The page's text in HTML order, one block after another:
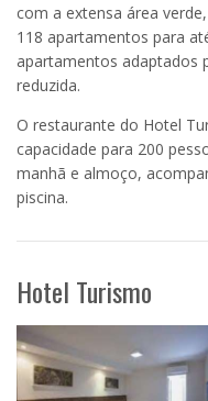
com a extensa área
118 apartamentos para
apartamentos adaptados
reduzida.
O restaurante do Hotel
capacidade para 200
manhã e almoço,
piscina.
Hotel Turismo